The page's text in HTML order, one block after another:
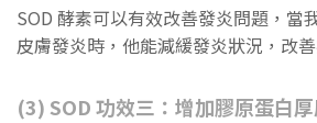
SOD 酵素可以有效改善發炎問題，當
皮膚發炎時，他能減緩發炎狀況，改善
(3) SOD 功效三：增加膠原蛋白